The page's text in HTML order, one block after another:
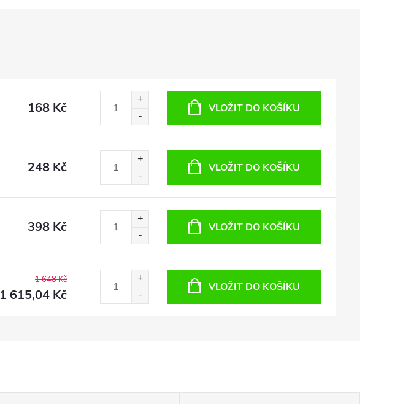
168 Kč VLOŽIT DO KOŠÍKU
248 Kč VLOŽIT DO KOŠÍKU
398 Kč VLOŽIT DO KOŠÍKU
1 648 Kč
1 615,04 Kč VLOŽIT DO KOŠÍKU